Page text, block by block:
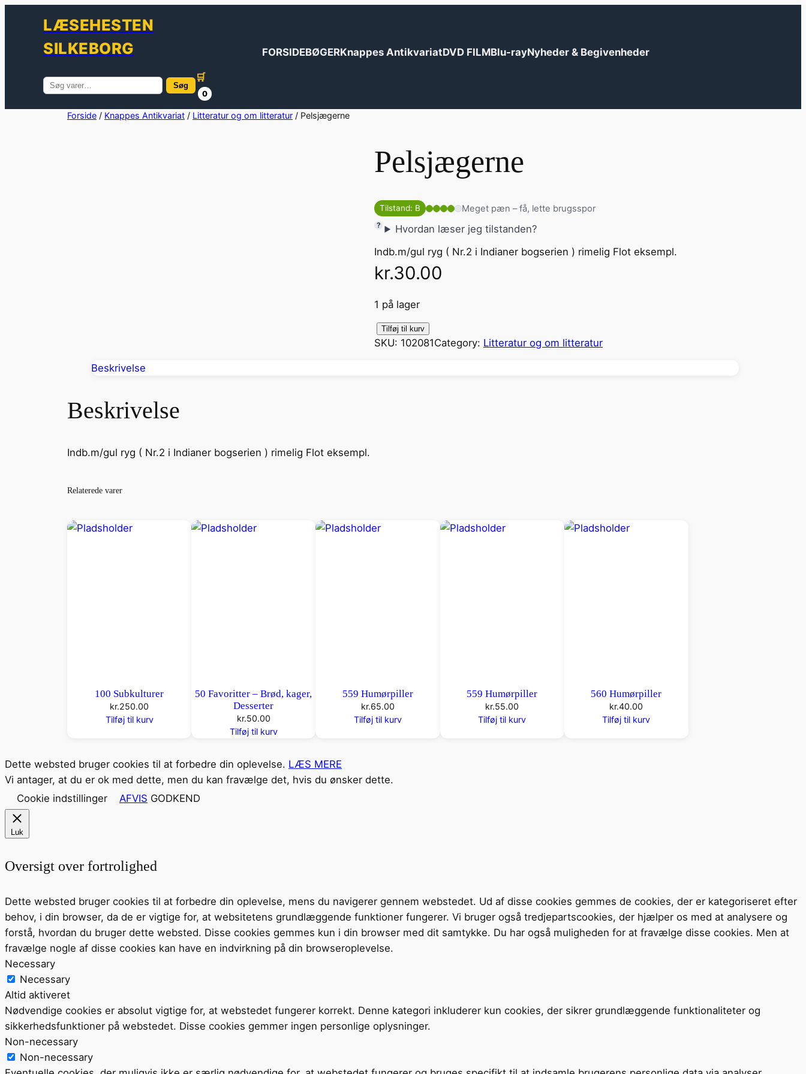
LÆSEHESTEN
SILKEBORG
FORSIDEBØGERKnappes AntikvariatDVD FILMBlu-rayNyheder & Begivenheder
Søg
efter:
Søg
🛒
0
Forside / Knappes Antikvariat / Litteratur og om litteratur / Pelsjægerne
Pelsjægerne
Tilstand: B Meget pæn – få, lette brugsspor
Hvordan læser jeg tilstanden?
Indb.m/gul ryg ( Nr.2 i Indianer bogserien ) rimelig Flot eksempl.
kr.30.00
1 på lager
e
t
Tilføj til kurv
SKU: 102081Category: Litteratur og om litteratur
Beskrivelse
Beskrivelse
Indb.m/gul ryg ( Nr.2 i Indianer bogserien ) rimelig Flot eksempl.
Relaterede varer
100 Subkulturer
kr.250.00
Tilføj til kurv
50 Favoritter – Brød, kager,
Desserter
kr.50.00
Tilføj til kurv
559 Humørpiller
kr.65.00
Tilføj til kurv
559 Humørpiller
kr.55.00
Tilføj til kurv
560 Humørpiller
kr.40.00
Tilføj til kurv
Dette websted bruger cookies til at forbedre din oplevelse. LÆS MERE
Vi antager, at du er ok med dette, men du kan fravælge det, hvis du ønsker dette.
Cookie indstillinger
AFVIS GODKEND
Luk
Oversigt over fortrolighed
Dette websted bruger cookies til at forbedre din oplevelse, mens du navigerer gennem webstedet. Ud af disse cookies gemmes de cookies, der er kategoriseret efter
behov, i din browser, da de er vigtige for, at websitetens grundlæggende funktioner fungerer. Vi bruger også tredjepartscookies, der hjælper os med at analysere og
forstå, hvordan du bruger dette websted. Disse cookies gemmes kun i din browser med dit samtykke. Du har også muligheden for at fravælge disse cookies. Men at
fravælge nogle af disse cookies kan have en indvirkning på din browseroplevelse.
Necessary
Necessary
Altid aktiveret
Nødvendige cookies er absolut vigtige for, at webstedet fungerer korrekt. Denne kategori inkluderer kun cookies, der sikrer grundlæggende funktionaliteter og
sikkerhedsfunktioner på webstedet. Disse cookies gemmer ingen personlige oplysninger.
Non-necessary
Non-necessary